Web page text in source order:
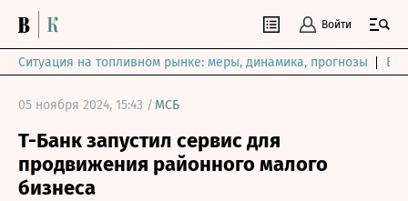
Войти
Ситуация на топливном рынке: меры, динамика, прогнозы
05 ноября 2024, 15:43 / МСБ
Т-Банк запустил сервис для
продвижения районного малого
бизнеса